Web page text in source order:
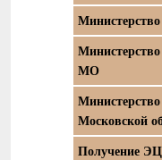
МО
Московской
Получение